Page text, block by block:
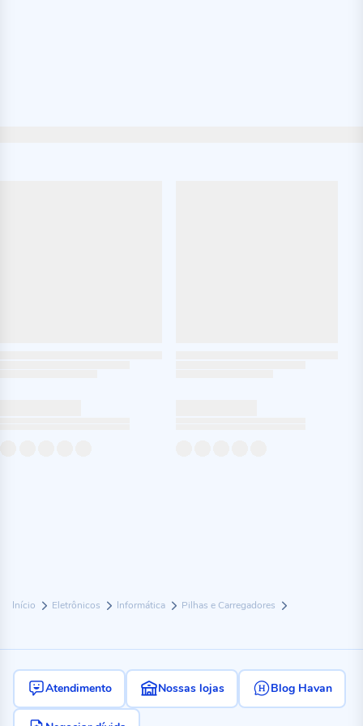
Início Eletrônicos Informática Pilhas e Carregadores
Atendimento Nossas lojas Blog Havan